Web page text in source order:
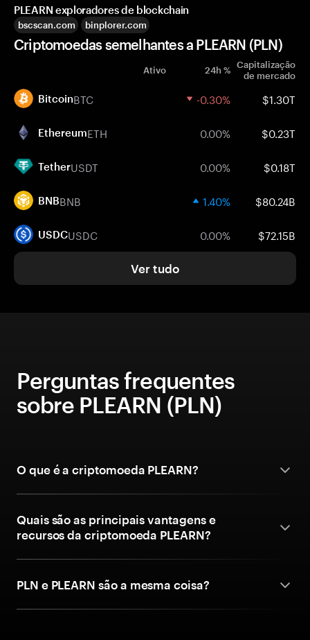
PLEARN exploradores de blockchain
bscscan.com binplorer.com
Criptomoedas semelhantes a PLEARN (PLN)
Ativo 24h % Capitalização
de mercado
BitcoinBTC -0.30% $1.30T
EthereumETH 0.00% $0.23T
TetherUSDT 0.00% $0.18T
BNBBNB 1.40% $80.24B
USDCUSDC 0.00% $72.15B
Ver tudo
Perguntas frequentes
sobre PLEARN (PLN)
O que é a criptomoeda PLEARN?
Quais são as principais vantagens e
recursos da criptomoeda PLEARN?
PLN e PLEARN são a mesma coisa?